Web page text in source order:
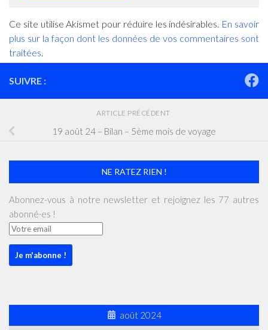
Ce site utilise Akismet pour réduire les indésirables. En savoir
plus sur la façon dont les données de vos commentaires sont
traitées.
SUIVRE :
ARTICLE PRÉCÉDENT
19 août 24 – Bilan – 5ème mois de voyage
NE RATEZ RIEN !
Abonnez-vous à notre newsletter et rejoignez les 77 autres
abonné·es !
août 2024